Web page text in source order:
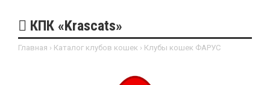
КПК «Krascats»
Главная › Каталог клубов кошек › Клубы кошек ФАРУС